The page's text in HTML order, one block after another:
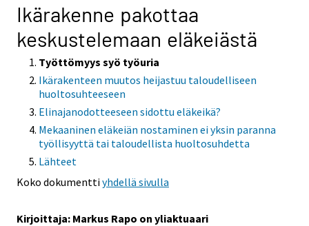
Ikärakenne pakottaa
keskustelemaan eläkeiästä
Työttömyys syö työuria
Ikärakenteen muutos heijastuu taloudelliseen
huoltosuhteeseen
Elinajanodotteeseen sidottu eläkeikä?
Mekaaninen eläkeiän nostaminen ei yksin paranna
työllisyyttä tai taloudellista huoltosuhdetta
Lähteet
Koko dokumenttiyhdellä sivulla
Kirjoittaja: Markus Rapo on yliaktuaari